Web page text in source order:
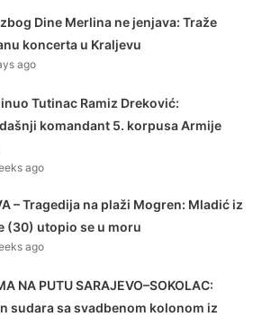
Dine Merlina ne jenjava: Traže
koncerta u Kraljevu
ago
Tutinac Ramiz Dreković:
komandant 5. korpusa Armije
ago
– Tragedija na plaži Mogren: Mladić iz
(30) utopio se u moru
ago
NA PUTU SARAJEVO–SOKOLAC:
sudara sa svadbenom kolonom iz